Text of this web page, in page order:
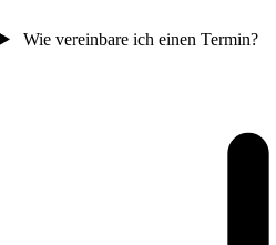
Wie vereinbare ich einen Termin?